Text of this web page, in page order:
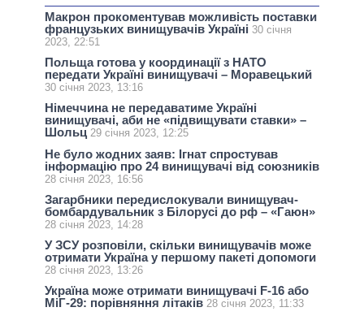
Макрон прокоментував можливість поставки
французьких винищувачів Україні 30 січня
2023, 22:51
Польща готова у координації з НАТО
передати Україні винищувачі – Моравецький
30 січня 2023, 13:16
Німеччина не передаватиме Україні
винищувачі, аби не «підвищувати ставки» –
Шольц 29 січня 2023, 12:25
Не було жодних заяв: Ігнат спростував
інформацію про 24 винищувачі від союзників
28 січня 2023, 16:56
Загарбники передислокували винищувач-
бомбардувальник з Білорусі до рф – «Гаюн»
28 січня 2023, 14:28
У ЗСУ розповіли, скільки винищувачів може
отримати Україна у першому пакеті допомоги
28 січня 2023, 13:26
Україна може отримати винищувачі F-16 або
МіГ-29: порівняння літаків 28 січня 2023, 11:33